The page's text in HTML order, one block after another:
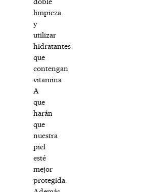
limpieza
y
utilizar
hidratantes
que
contengan
vitamina
A
que
harán
que
nuestra
piel
esté
mejor
protegida.